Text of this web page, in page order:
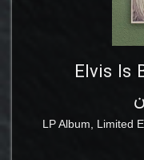
Elvis Is
LPAlbum, Limited